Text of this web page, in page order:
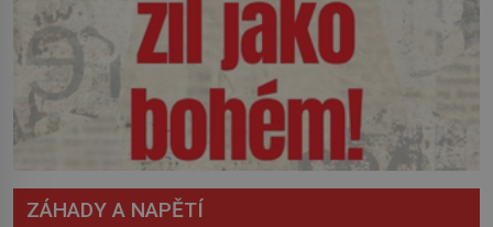
ZÁHADY A NAPĚTÍ